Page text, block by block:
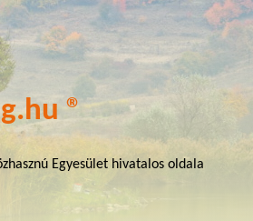
®
Egyesület hivatalos oldala